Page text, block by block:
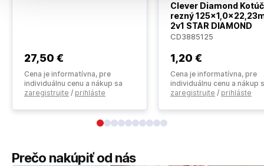
27,50 €
Cena je informatívna, pre
individuálnu cenu a nákup sa
zaregistrujte / prihláste
Clever Diamond Kotúč
rezný
2v1 STAR DIAMOND
CD3885125
1,20 €
Cena je informatívna, pre
individuálnu cenu a nákup
zaregistrujte / prihláste
Prečo nakúpiť od nás